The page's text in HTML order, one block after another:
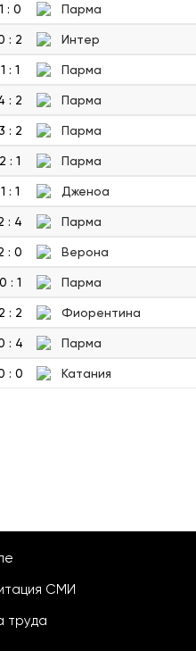
1 : 0 Парма
: 2 Интер
1 : 1 Парма
: 2 Парма
3 : 2 Парма
2 : 1 Парма
1 : 1 Дженоа
: 4 Парма
: 0 Верона
0 : 1 Парма
2 : 2 Фиорентина
: 4 Парма
: 0 Катания
СМИ
труда